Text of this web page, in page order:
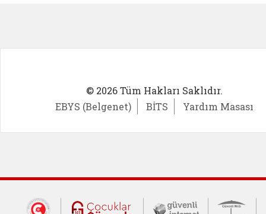
© 2026 Tüm Hakları Saklıdır.
EBYS (Belgenet)
BİTS Yardım Masası
Cumhurbaşkanlığı İletişim Merkezi
Çocuklar Güvende (yeni
Güvenli